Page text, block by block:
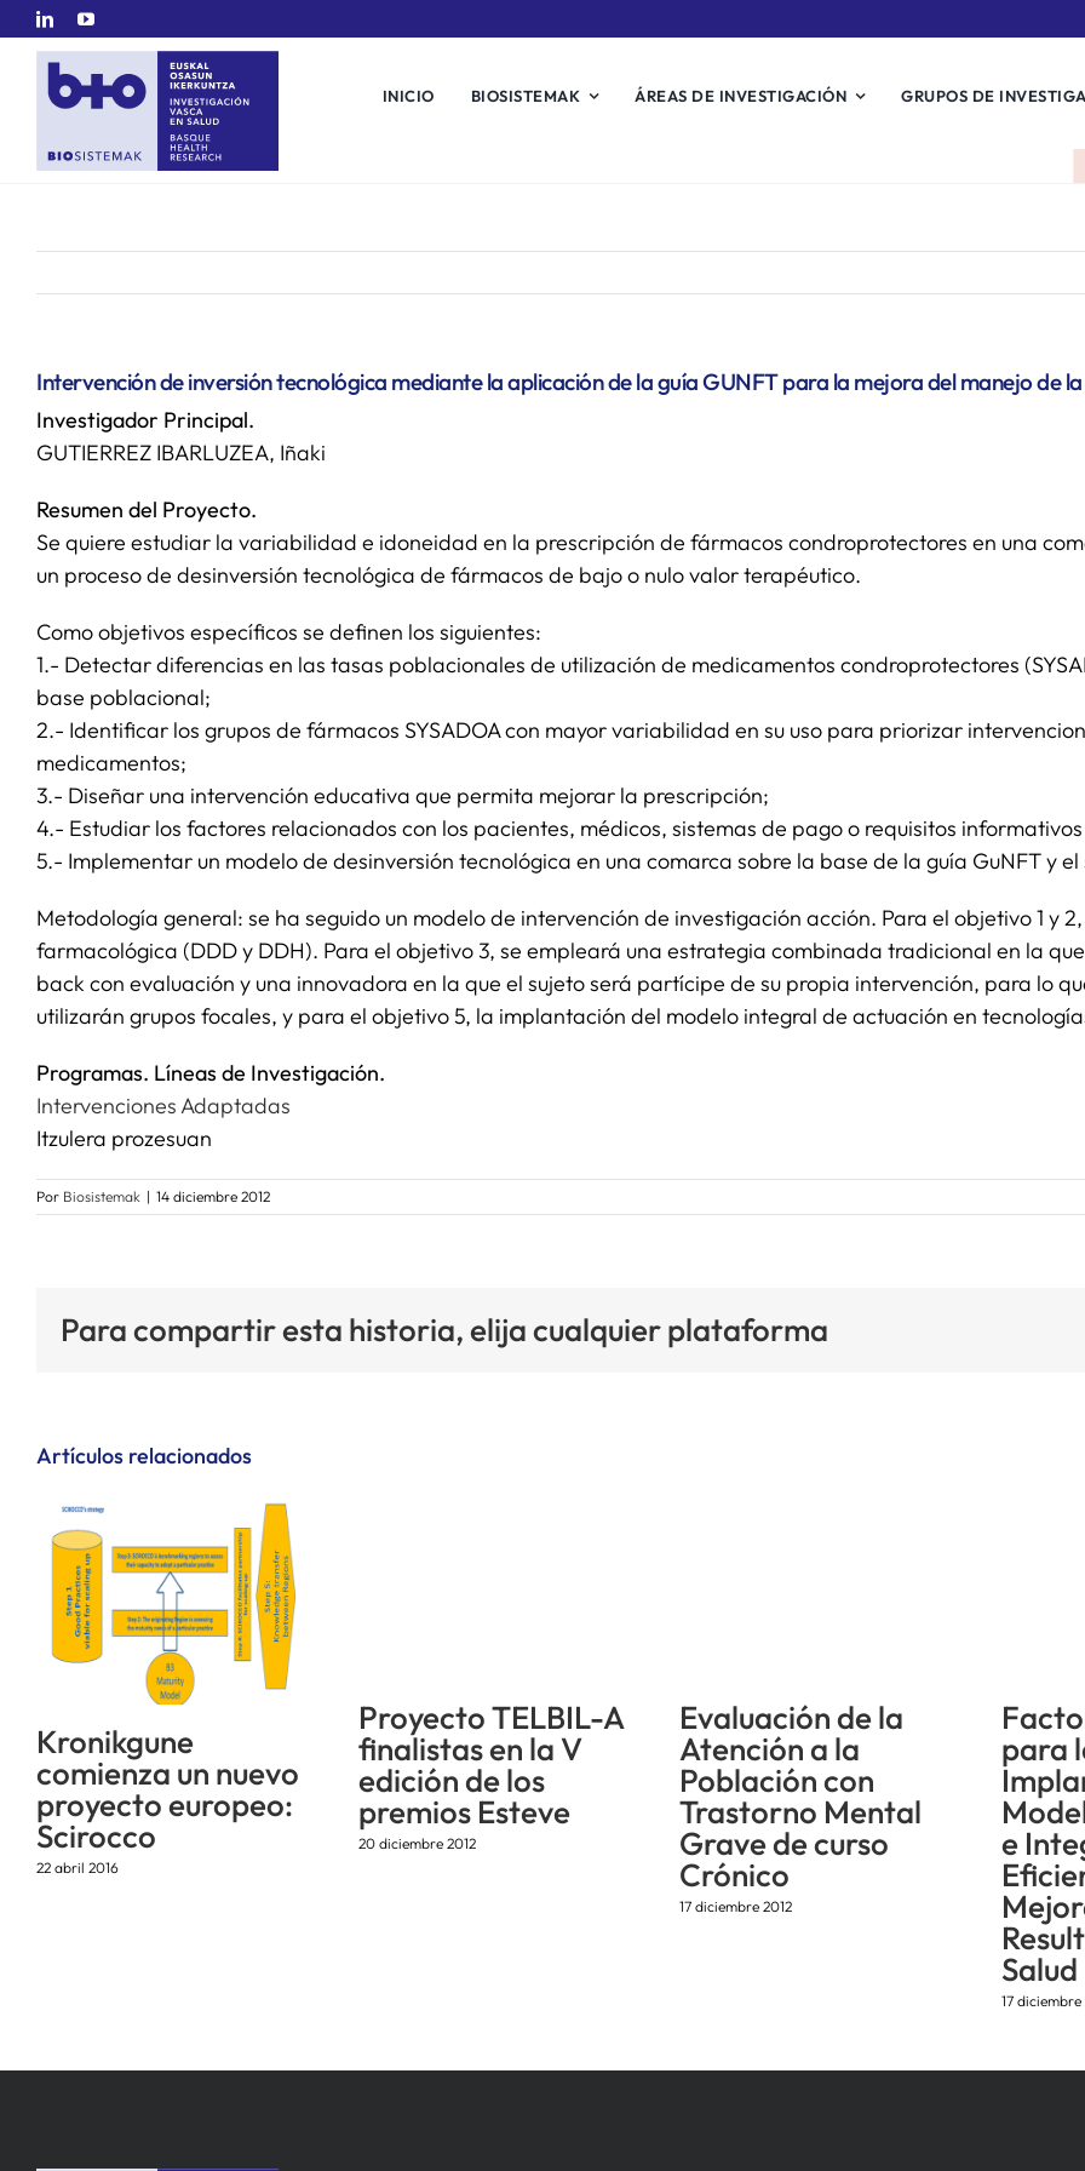
Saltar
contenido
INICIO BIOSISTEMAK ÁREAS DE INVESTIGACIÓN GRUPOS DE
Intervención de inversión tecnológica mediante la aplicación de la guía GUNFT para la mejora del manejo de
Investigador Principal.
GUTIERREZ IBARLUZEA, Iñaki
Resumen del Proyecto.
Se quiere estudiar la variabilidad e idoneidad en la prescripción de fármacos condroprotectores en una
un proceso de desinversión tecnológica de fármacos de bajo o nulo valor terapéutico.
Como objetivos específicos se definen los siguientes:
1.- Detectar diferencias en las tasas poblacionales de utilización de medicamentos condroprotectores
base poblacional;
2.- Identificar los grupos de fármacos SYSADOA con mayor variabilidad en su uso para priorizar
medicamentos;
3.- Diseñar una intervención educativa que permita mejorar la prescripción;
4.- Estudiar los factores relacionados con los pacientes, médicos, sistemas de pago o requisitos
5.- Implementar un modelo de desinversión tecnológica en una comarca sobre la base de la guía GuNFT y
Metodología general: se ha seguido un modelo de intervención de investigación acción. Para el objetivo 1 y
farmacológica (DDD y DDH). Para el objetivo 3, se empleará una estrategia combinada tradicional en la
back con evaluación y una innovadora en la que el sujeto será partícipe de su propia intervención, para lo
utilizarán grupos focales, y para el objetivo 5, la implantación del modelo integral de actuación en
Programas. Líneas de Investigación.
Intervenciones Adaptadas
Itzulera prozesuan
Por Biosistemak | 14 diciembre 2012
Para compartir esta historia, elija cualquier plataforma
Artículos relacionados
Kronikgune
comienza un nuevo
proyecto europeo:
Scirocco
22 abril 2016
Proyecto TELBIL-A
finalistas en la V
edición de los
premios Esteve
20 diciembre 2012
Evaluación de la
Atención a la
Población con
Trastorno Mental
Grave de curso
Crónico
17 diciembre 2012
para
e
Salud
17 diciembre